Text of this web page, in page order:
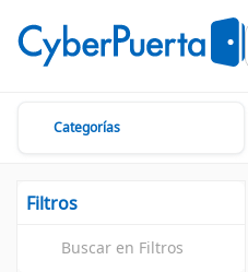
Categorías
Filtros